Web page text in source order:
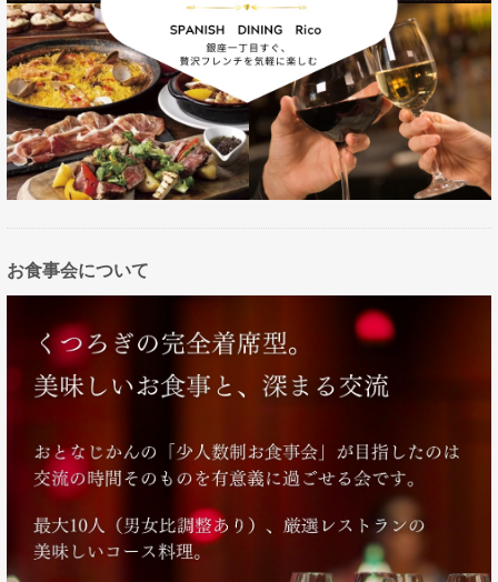
お食事会について